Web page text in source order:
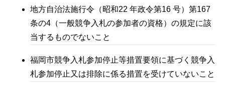
地方自治法施行令（昭和22 年政令第16 号）第167
条の4（一般競争入札の参加者の資格）の規定に該
当するものでないこと
福岡市競争入札参加停止等措置要領に基づく競争入
札参加停止又は排除に係る措置を受けていないこと